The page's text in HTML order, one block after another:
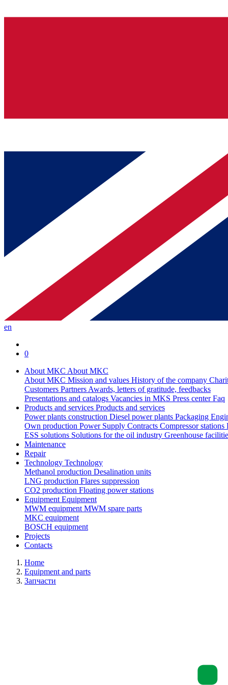
en
0
About MKC About MKC
About MKC Mission and values History of the company
Customers PartnersAwards, letters of gratitude, feedbacks
Presentations and catalogs Vacancies in MKS Press centerFaq
Products and services Products and services
Power plants construction Diesel power plants Packaging
Own production Power Supply Contracts Compressor stations
ESS solutions Solutions for the oil industry Greenhouse
Maintenance
Repair
Technology Technology
Methanol production Desalination units
LNG production Flares suppression
СО2 production Floating power stations
EquipmentEquipment
MWM equipmentMWM spare parts
MKC equipment
BOSCH equipment
Projects
Contacts
Home
Equipment and parts
Запчасти